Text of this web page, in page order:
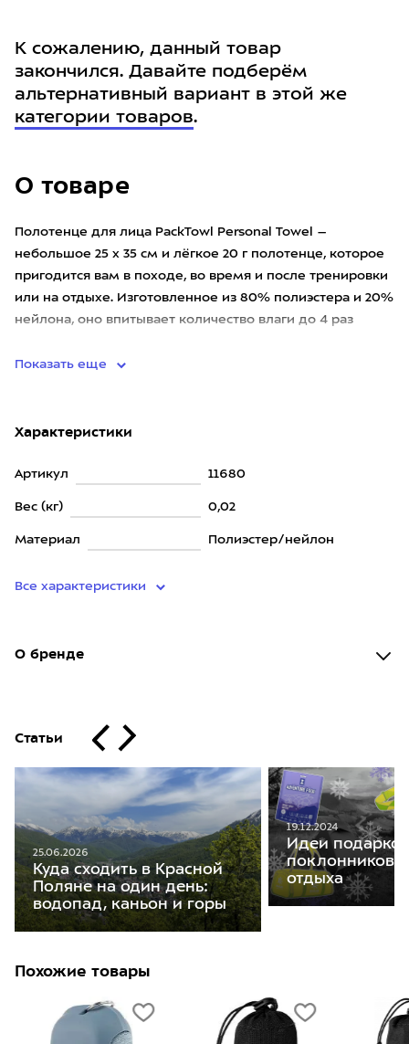
О товаре
Полотенце для лица PackTowl Personal Towel –
небольшое 25 х 35 см и лёгкое 20 г полотенце, которое
пригодится вам в походе, во время и после тренировки
или на отдыхе. Изготовленное из 80% полиэстера и 20%
нейлона, оно впитывает количество влаги до 4 раз
Показать еще
Характеристики
Артикул 11680
Вес (кг) 0,02
Материал Полиэстер/нейлон
Все характеристики
О бренде
Статьи
25.06.2026
Куда сходить в Красной
Поляне на один день:
водопад, каньон и горы
19.12.2024
Идеи
поклонников
отдыха
К сожалению, данный товар
закончился. Давайте подберём
альтернативный вариант в этой же
категории товаров.
Похожие товары